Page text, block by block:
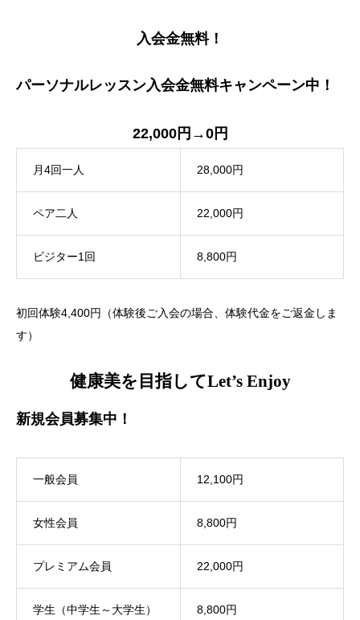
入会金無料！
パーソナルレッスン入会金無料キャンペーン中！
22,000円→0円
月4回一人 28,000円
ペア二人 22,000円
ビジター1回 8,800円
初回体験4,400円（体験後ご入会の場合、体験代金をご返金しま
す）
健康美を目指してLet’s Enjoy
新規会員募集中！
一般会員 12,100円
女性会員 8,800円
プレミアム会員 22,000円
学生（中学生～大学生） 8,800円